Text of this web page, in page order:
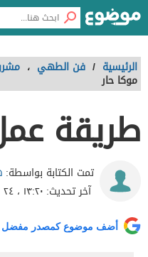
الرئيسية / فن الطهي ،
موكا حار
طريقة
تمت الكتابة بواسطة:
آخر تحديث: ١٣:٢٠ ، ٢٤ فبراير ٢٠١٦
أضف موضوع كمصدر